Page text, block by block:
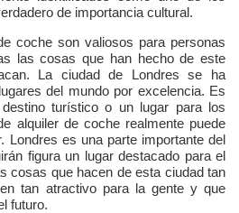
de importancia cultural.
coche son valiosos para personas
las cosas que han hecho de este
La ciudad de Londres se ha
del mundo por excelencia. Es
turístico o un lugar para los
alquiler de coche realmente puede
Londres es una parte importante del
figura un lugar destacado para el
cosas que hacen de esta ciudad tan
tan atractivo para la gente y que
futuro.